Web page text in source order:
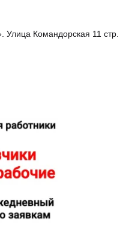
Командорская 11 стр.